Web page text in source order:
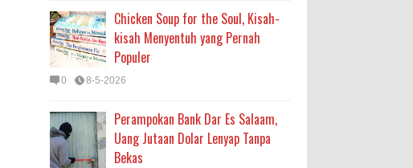
Chicken Soup for the Soul, Kisah-
kisah Menyentuh yang Pernah
Populer
0 8-5-2026
Perampokan Bank Dar Es Salaam,
Uang Jutaan Dolar Lenyap Tanpa
Bekas